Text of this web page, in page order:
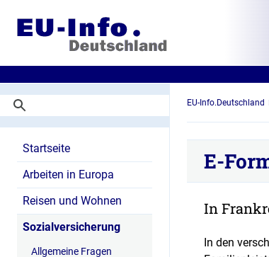
Startseite
Arbeiten in Europa
Reisen und Wohnen
Sozialversicherung
Allgemeine Fragen
EU-Info.Deutschland
E-
In
In den